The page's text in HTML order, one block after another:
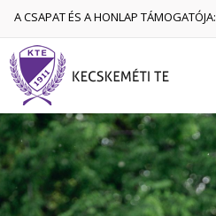
A CSAPAT ÉS A HONLAP TÁMOGATÓJA: